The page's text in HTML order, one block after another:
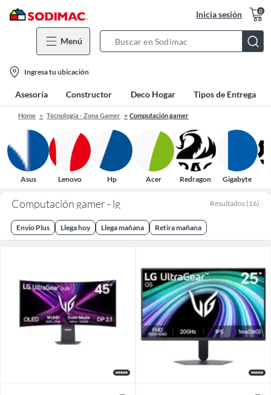
Inicia sesión 0
Menú
Bar
location-
icon
Ingresa tu ubicación
Asesoría Constructor Deco Hogar Tipos de Entrega
Home Tecnología - Zona Gamer Computación gamer
Asus Lenovo Hp Acer Redragon Gigabyte
Computación gamer - lg Resultados (16)
Envio Plus Llega hoy Llega mañana Retira mañana